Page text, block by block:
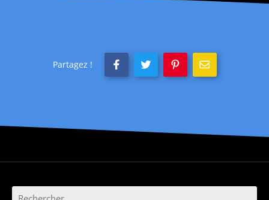
Partagez !